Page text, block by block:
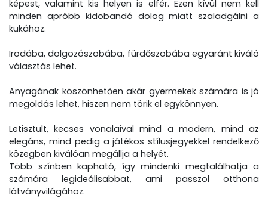
képest, valamint kis helyen is elfér. Ezen kívül nem kell
minden apróbb kidobandó dolog miatt szaladgálni a
kukához.
Irodába, dolgozószobába, fürdőszobába egyaránt kiváló
választás lehet.
Anyagának köszönhetően akár gyermekek számára is jó
megoldás lehet, hiszen nem törik el egykönnyen.
Letisztult, kecses vonalaival mind a modern, mind az
elegáns, mind pedig a játékos stílusjegyekkel rendelkező
közegben kiválóan megállja a helyét.
Több színben kapható, így mindenki megtalálhatja a
számára legideálisabbat, ami passzol otthona
látványvilágához.